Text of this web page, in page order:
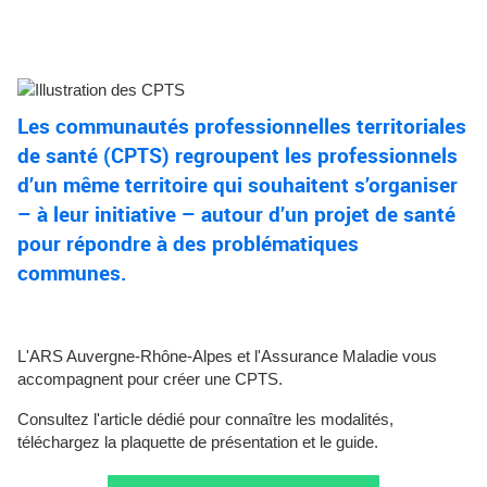
Les communautés professionnelles territoriales
de santé (CPTS) regroupent les professionnels
d’un même territoire qui souhaitent s’organiser
– à leur initiative – autour d’un projet de santé
pour répondre à des problématiques
communes.
L'ARS Auvergne-Rhône-Alpes et l'Assurance Maladie vous
accompagnent pour créer une CPTS.
Consultez l'article dédié pour connaître les modalités,
téléchargez la plaquette de présentation et le guide.